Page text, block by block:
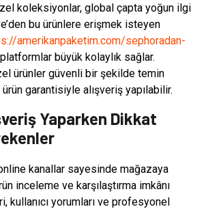
koleksiyonlar, global çapta yoğun ilgi
bu ürünlere erişmek isteyen
amerikanpaketim.com/sephoradan-
büyük kolaylık sağlar.
ürünler güvenli bir şekilde temin
garantisiyle alışveriş yapılabilir.
Yaparken Dikkat
kanallar sayesinde mağazaya
inceleme ve karşılaştırma imkânı
kullanıcı yorumları ve profesyonel